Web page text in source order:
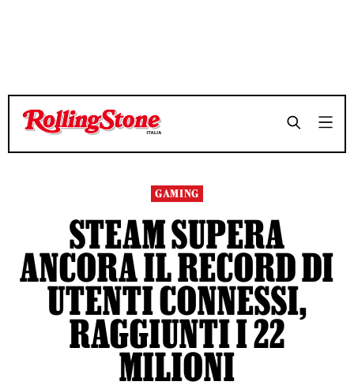
TEMPO DI LETTURA 3 MINUTI
TEMPO DI LETTURA 3 MINUTI
GAMING
STEAM SUPERA
ANCORA IL RECORD DI
UTENTI CONNESSI,
RAGGIUNTI I 22
MILIONI